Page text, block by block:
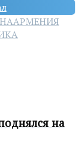
АРМЕНИЯ
на